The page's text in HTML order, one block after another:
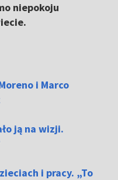
niepokoju
i Marco
ją na wizji.
i pracy. „To